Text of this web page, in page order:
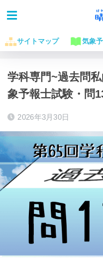
サイトマップ 気象
ホーム 気象予報士試験に
学科専門~過去問
象予報士試験・問
2026年3月30日